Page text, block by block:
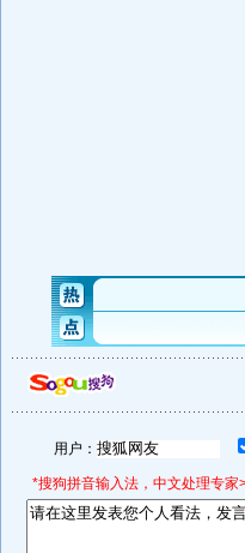
用户：
*搜狗拼音输入法，中文处理专家